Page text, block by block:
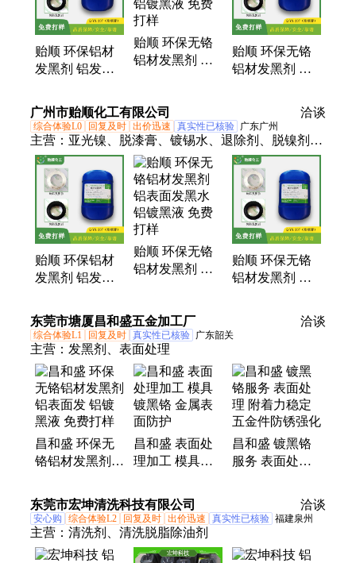
发黑剂、铝材化学除毛刺抛光剂、退银剂、铝钝化
剂、化学镀镍水、化学镀锡水、铜蚀刻液、仿金水、
退镍水、化学镀铜水
贻顺 环保铝材
发黑剂 铝发黑
发黑工艺 免费
打样
贻顺 环保无铬
铝材发黑剂 铝
样
贻顺 环保无铬
铝材发黑剂 铝
学铝发黑液 免
费打样
广州市贻顺化工有限公司 洽谈
综合体验L0 回复及时 出价迅速 真实性已核验 广东广州
主营： 亚光镍、脱漆膏、镀锡水、退除剂、脱镍剂、
退膜剂、清洗剂、抛光剂、退锌剂、退镍剂、钝化
剂、铜抛光剂、铜发黑剂、铜钝化剂、金属清洗剂、
镁合金发黑剂、铝抛光剂、钛合金钝化剂、铝脱脂
剂、化学镀铜剂、镀铜液、镀银液、仿古铜、铁除
油、化学镀镍水
贻顺 环保铝材
发黑剂 铝发黑
发黑工艺 免费
打样
贻顺 环保无铬
铝材发黑剂 铝
样
贻顺 环保无铬
铝材发黑剂 铝
学铝发黑液 免
费打样
东莞市塘厦昌和盛五金加工厂 洽谈
综合体验L1 回复及时 真实性已核验 广东韶关
主营： 发黑剂、表面处理
昌和盛 环保无
铬铝材发黑剂
黑液 免费打样
昌和盛 表面处
理加工 模具镀
防护
昌和盛 镀黑铬
服务 表面处理
金件防锈强化
东莞市宏坤清洗科技有限公司 洽谈
安心购 综合体验L2 回复及时 出价迅速 真实性已核验 福建泉州
主营： 清洗剂、清洗脱脂除油剂